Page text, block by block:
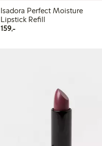
Isadora Perfect Moisture
Lipstick Refill
159,-159,00 kr